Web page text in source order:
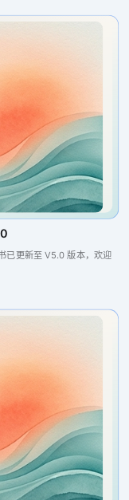
已更新至 V5.0 版本，欢迎